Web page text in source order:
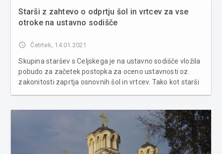
Starši z zahtevo o odprtju šol in vrtcev za vse
otroke na ustavno sodišče
access_time Četrtek, 14.01.2021
Skupina staršev s Celjskega je na ustavno sodišče vložila
pobudo za začetek postopka za oceno ustavnosti oz.
zakonitosti zaprtja osnovnih šol in vrtcev. Tako kot starši